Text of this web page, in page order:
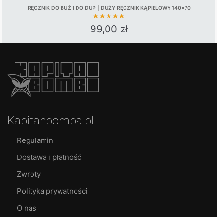
RĘCZNIK DO BUŹ I DO DUP | DUŻY RĘCZNIK KĄPIELOWY 140×70
99,00 zł
Kapitanbomba.pl
Regulamin
Dostawa i płatność
Zwroty
Polityka prywatności
O nas